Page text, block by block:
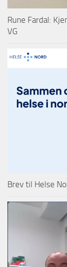
Rune Fardal:
VG
Brev til Helse